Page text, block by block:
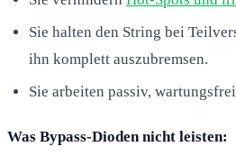
Sie halten den String bei
ihn komplett auszubremsen.
Sie arbeiten passiv,
Was Bypass-Dioden nicht leisten: